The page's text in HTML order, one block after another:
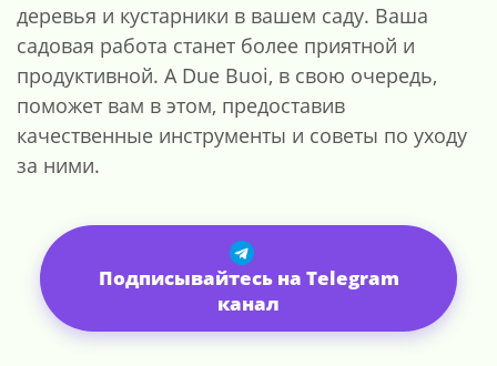
деревья и кустарники в вашем саду. Ваша
садовая работа станет более приятной и
продуктивной. А Due Buoi, в свою очередь,
поможет вам в этом, предоставив
качественные инструменты и советы по уходу
за ними.
Подписывайтесь на Telegram
канал